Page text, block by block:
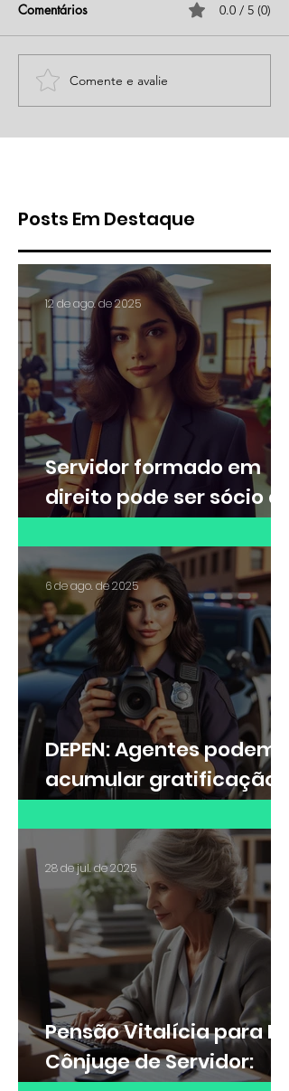
Empregada doméstica: é
possível Banco de Horas?
Comentários 0.0 / 5 (0)
Comente e avalie
Posts Em Destaque
Servidor formado em
direito pode ser sócio de
escritório de advocacia?
12 de ago. de 2025
DEPEN: Agentes podem
acumular gratificação
de Raio-X e adicional de
insalubridade?
6 de ago. de 2025
Pensão Vitalícia para Ex-
Cônjuge de Servidor:
28 de jul. de 2025